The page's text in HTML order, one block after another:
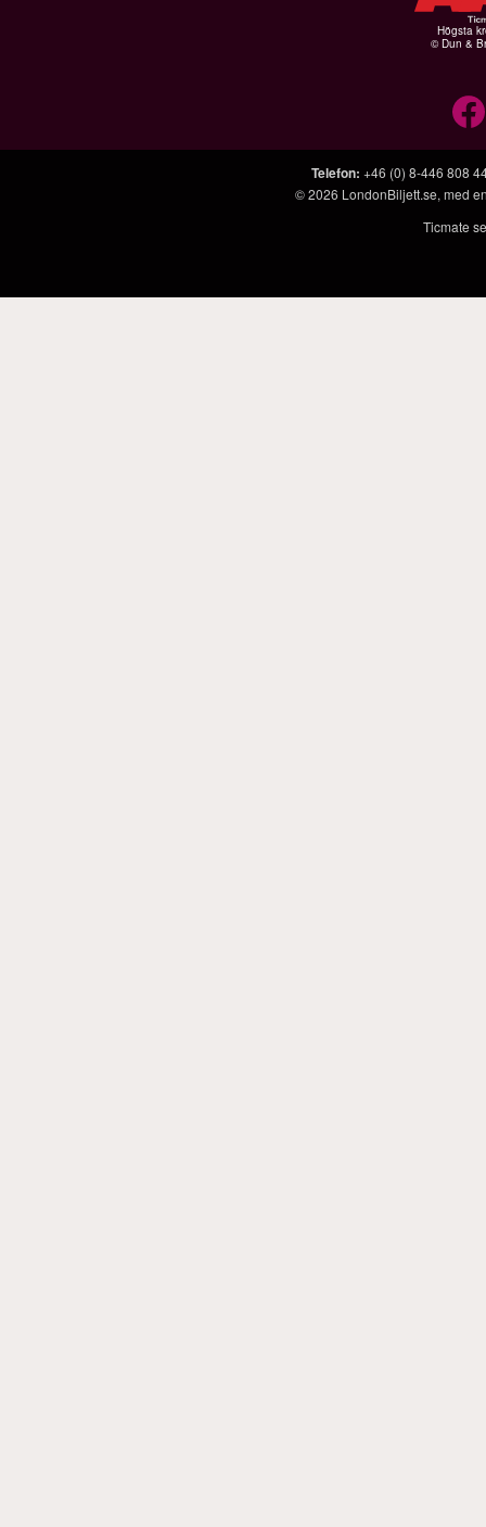
Högsta
© Dun &
Telefon: +46 (0) 8-446 808
© 2026 LondonBiljett.se, med
Ticmate